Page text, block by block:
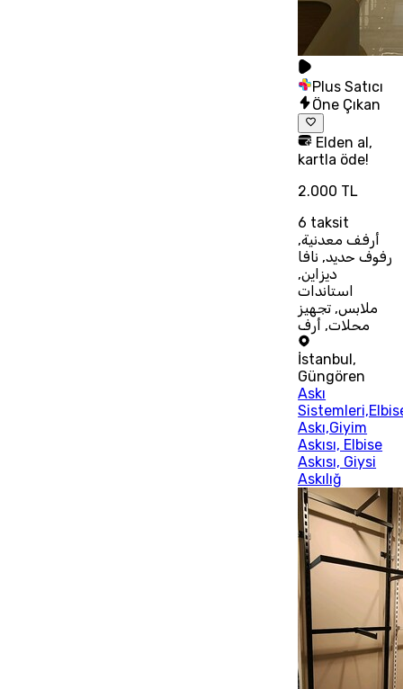
Plus Satıcı
Öne Çıkan
Elden al,
kartla öde!
2.000 TL
6 taksit
أرفف معدنية,
رفوف حديد, نافا
ديزاين,
استاندات
ملابس, تجهيز
محلات, أرف
İstanbul ,
Güngören
Askı
Askı,Giyim
Askısı, Elbise
Askısı, Giysi
Askılığ